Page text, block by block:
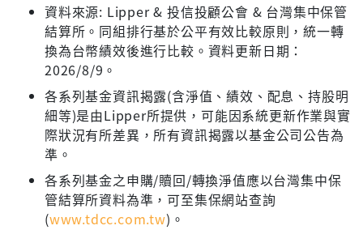
資料來源: Lipper & 投信投顧公會 & 台灣集中保管
結算所。同組排行基於公平有效比較原則，統一轉
換為台幣績效後進行比較。資料更新日期：
2026/8/9。
各系列基金資訊揭露(含淨值、績效、配息、持股明
細等)是由Lipper所提供，可能因系統更新作業與實
際狀況有所差異，所有資訊揭露以基金公司公告為
準。
各系列基金之申購/贖回/轉換淨值應以台灣集中保
管結算所資料為準，可至集保網站查詢
(www.tdcc.com.tw)。